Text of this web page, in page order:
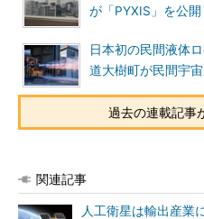
が「PYXIS」を公開
日本初の民間液体
道大樹町が民間宇
過去の連載記事
関連記事
人工衛星は輸出産業